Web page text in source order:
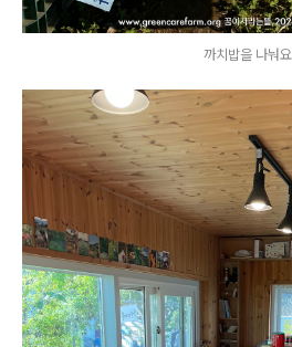
까치밥을 나눠요